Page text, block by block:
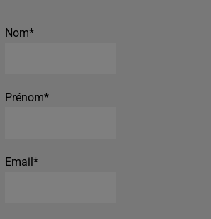
Nom*
Prénom*
Email*